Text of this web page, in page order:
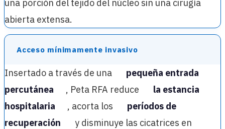
una porción del tejido del núcleo sin una cirugía
abierta extensa.
Acceso mínimamente invasivo
Insertado a través de una
pequeña entrada
percutánea
, Peta RFA reduce
la estancia
hospitalaria
, acorta los
períodos de
recuperación
y disminuye las cicatrices en